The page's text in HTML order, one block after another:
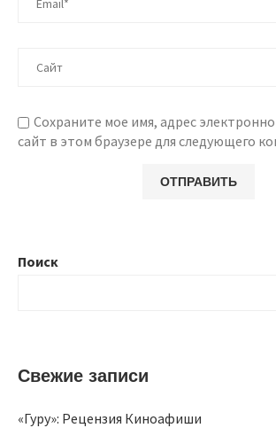
Сохраните мое имя, адрес
сайт в этом браузере для следующего
Поиск
Свежие записи
«Гуру»: Рецензия Киноафиши